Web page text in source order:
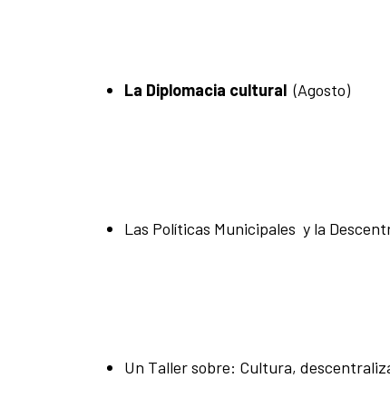
La Diplomacia cultural (Agosto)
Las Políticas Municipales y la
Un Taller sobre: Cultura,